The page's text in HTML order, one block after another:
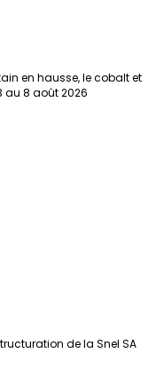
en hausse, le cobalt et
au 8 août 2026
de la Snel SA